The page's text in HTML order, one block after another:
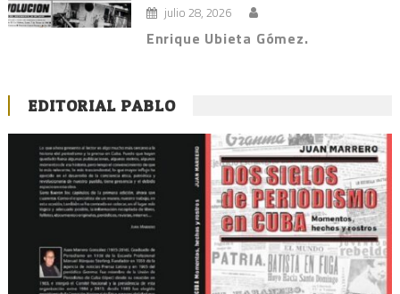
julio 28, 2026
Enrique Ubieta Gómez.
EDITORIAL PABLO